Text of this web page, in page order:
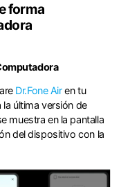
forma
Dr.Fone Airen tu
última versión de
muestra en la pantalla
del dispositivo con la